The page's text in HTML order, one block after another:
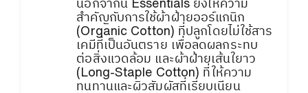
นอกจากนี้ Essentials ยังให้ความ
สำคัญกับการใช้ผ้าฝ้ายออร์แกนิก
(Organic Cotton) ที่ปลูกโดยไม่ใช้สาร
เคมีที่เป็นอันตราย เพื่อลดผลกระทบ
ต่อสิ่งแวดล้อม และผ้าฝ้ายเส้นใยาว
(Long-Staple Cotton) ที่ให้ความ
ทนทานและผิวสัมผัสที่เรียบเนียน